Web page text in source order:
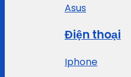
Asus
Điện thoại
Iphone